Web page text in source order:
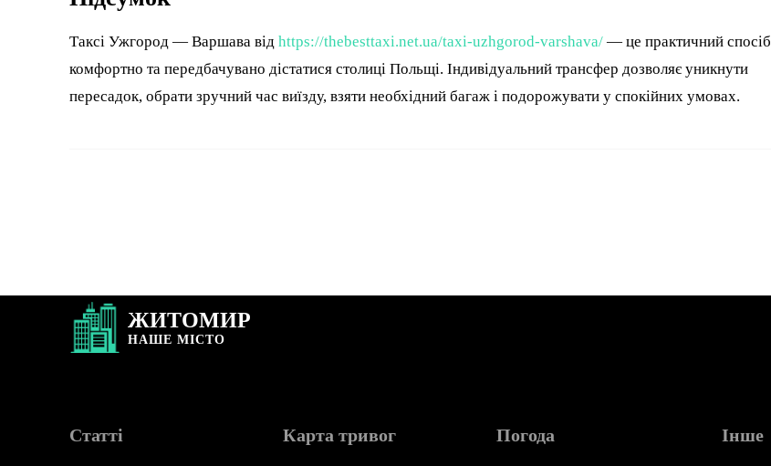
Таксі Ужгород — Варшава від https://thebesttaxi.net.ua/taxi-uzhgorod-varshava/ — це практичний спосіб
комфортно та передбачувано дістатися столиці Польщі. Індивідуальний трансфер дозволяє уникнути
пересадок, обрати зручний час виїзду, взяти необхідний багаж і подорожувати у спокійних умовах.
ЖИТОМИР
НАШЕ МІСТО
Статті Карта тривог Погода Інше